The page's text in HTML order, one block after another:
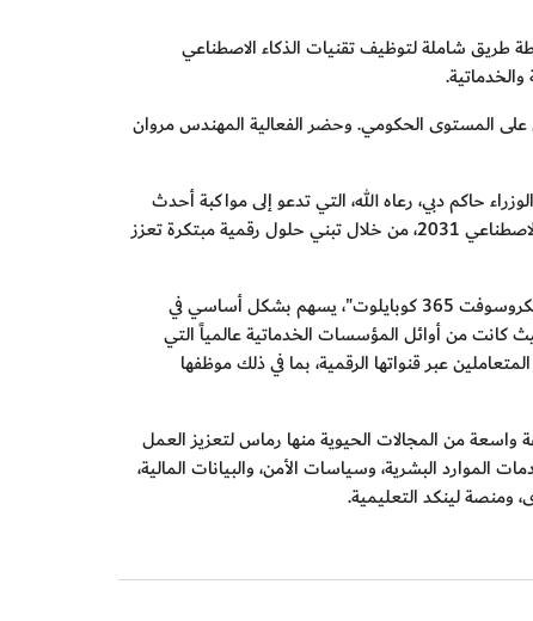
الرئيس التنفيذي لهيئة كهرباء ومياه دبي، استقبلت الهيئة العام 2025 باستعراض خارطة طريق شاملة لتوظيف تقنيات الذكاء الاصطناعي
.
على المستوى الحكومي. وحضر الفعالية اﻟﻤﮭﻨﺪس ﻣﺮوان
حاكم دبي، رعاه الله، التي تدعو إلى مواكبة أحدث
الابتكارات والتقنيات العالمية. وقال: "نعمل في الهيئة على استشراف المستقبل وصنعه، انسجاماً مع استراتيجية الإمارات الوطنية للذكاء الاصطناعي 2031، من خلال تبني حلول رقمية مبتكرة تعزز
وأشار معاليه إلى أن تبني الهيئة لتقنيات الذكاء الاصطناعي التوليدي، بما في ذلك منصة "مايكروسوفت باور بلاتفورم" والمساعد الذكي "مايكروسوفت 365 كوبايلوت"، يسهم بشكل أساسي في
وتعزيز سعادة الموظفين والمتعاملين على حد سواء. وانطلقت رحلة الهيئة مع الذكاء الاصطناعي في عام 2017، حيث كانت من أوائل المؤسسات الخدماتية عالمياً التي
عبر قنواتها الرقمية، بما في ذلك موظفها
من المجالات الحيوية منها رماس لتعزيز العمل
الموارد البشرية، وسياسات الأمن، والبيانات المالية،
ومنصة لينكد التعليمية.